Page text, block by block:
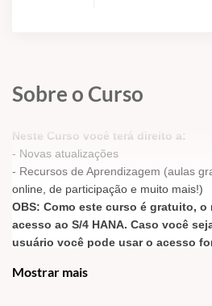
Sobre o Curso
Neste Curso você terá direito a:
- Novas atualizações
- Recursos de Aprendizagem (aulas
online, de participação e muito mais!)
OBS: Como este curso é gratuito, o
acesso ao S/4 HANA. Caso você
usuário você pode usar o acesso
emCURSOS / ACESSO A
Mostrar mais